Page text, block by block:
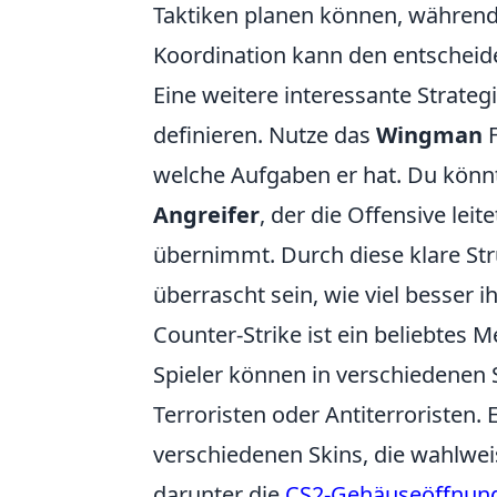
Taktiken planen können,
Koordination kann den
Eine weitere interessante
definieren. Nutze das Wingman
welche Aufgaben er hat. Du
Angreifer, der die Offensive
übernimmt. Durch diese klare
überrascht sein, wie viel besser
Counter-Strike ist ein beliebtes
Spieler können in
Terroristen oder Antiterroristen.
verschiedenen Skins, die